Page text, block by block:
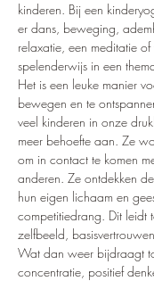
kinderen. Bij een
er dans, beweging,
relaxatie, een meditatie of
spelenderwijs in een
Het is een leuke manier
bewegen en te
veel kinderen in onze
meer behoefte aan. Ze
om in contact te komen
anderen. Ze ontdekken
hun eigen lichaam en
competitiedrang. Dit leidt
zelfbeeld,
Wat dan weer bijdraagt
concentratie, positief